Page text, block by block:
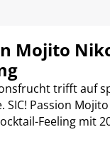
Mojito
trifft auf
SIC! Passion
Feeling mit